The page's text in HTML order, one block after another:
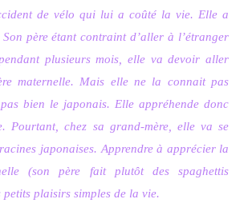
de vélo qui lui a coûté la vie. Elle a
père étant contraint d’aller à l’étranger
plusieurs mois, elle va devoir aller
maternelle. Mais elle ne la connait pas
bien le japonais. Elle appréhende donc
Pourtant, chez sa grand-mère, elle va se
japonaises. Apprendre à apprécier la
(son père fait plutôt des spaghettis
plaisirs simples de la vie.